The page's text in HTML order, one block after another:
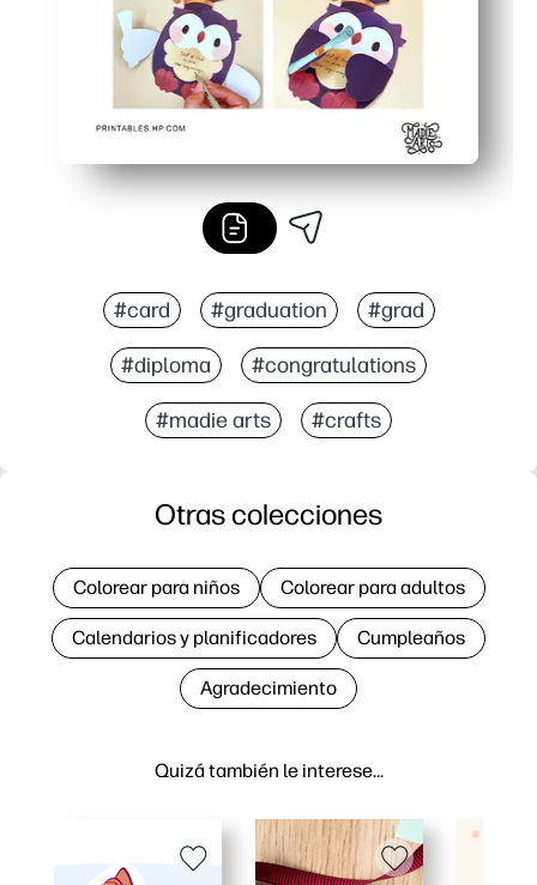
#card #graduation #grad
#diploma #congratulations
#madie arts #crafts
Quizá también le interese…
Otras colecciones
Colorear para niños Colorear para adultos
Calendarios y planificadores Cumpleaños
Agradecimiento